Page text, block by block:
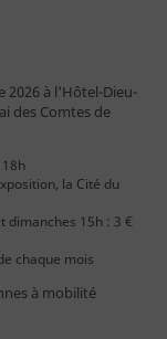
2026 à l'Hôtel-Dieu-
des Comtes de
la Cité du
dimanches 15h : 3 €
chaque mois
à mobilité